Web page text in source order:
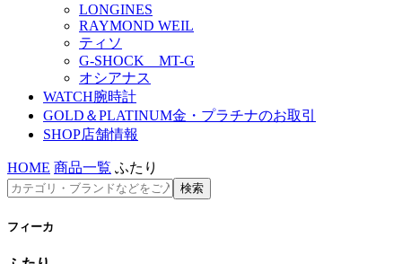
LONGINES
RAYMOND WEIL
ティソ
G-SHOCK MT-G
オシアナス
WATCH腕時計
GOLD＆PLATINUM金・プラチナのお取引
SHOP店舗情報
HOME 商品一覧 ふたり
フィーカ